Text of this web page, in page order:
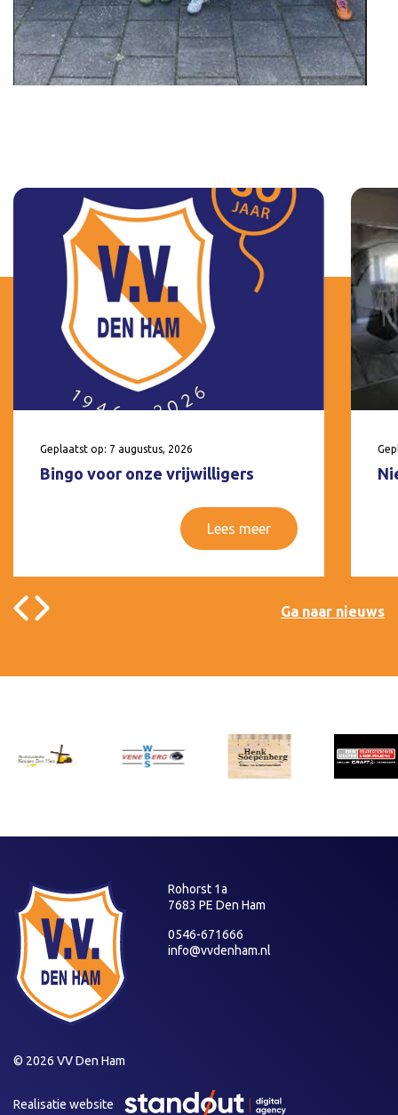
Geplaatst op: 7 augustus, 2026
Bingo voor onze vrijwilligers
Lees meer
Ga naar nieuws
Rohorst 1a
7683 PE Den Ham
0546-671666
info@vvdenham.nl
© 2026 VV Den Ham
Realisatie website